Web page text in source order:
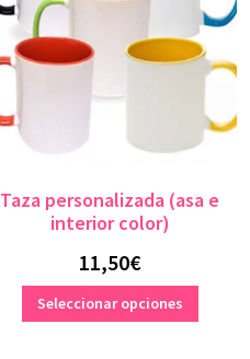
Taza personalizada (asa e
interior color)
11,50€
Seleccionar opciones
producto